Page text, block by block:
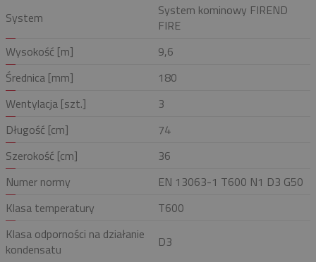
System
System kominowy FIREND
FIRE
Wysokość [m]
9,6
Średnica [mm]
180
Wentylacja [szt.]
3
Długość [cm]
74
Szerokość [cm]
36
Numer normy
EN 13063-1 T600 N1 D3 G50
Klasa temperatury
T600
Klasa odporności na działanie
kondensatu
D3